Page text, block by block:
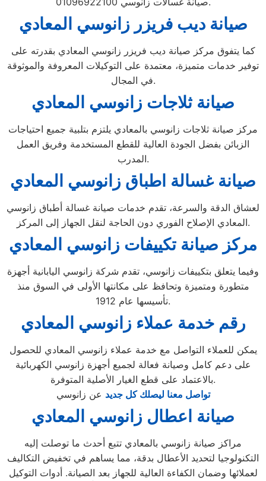
صيانة ديب فريزر زانوسي المعادي
كما يتفوق مركز صيانة ديب فريزر زانوسي المعادي بقدرته على
توفير خدمات متميزة، معتمدة على التوكيلات المعروفة والموثوقة
في المجال.
صيانة ثلاجات زانوسي المعادي
مركز صيانة ثلاجات زانوسي بالمعادي يلتزم بتلبية جميع احتياجات
الزبائن بفضل الجودة العالية للقطع المستخدمة وفريق العمل
المدرب.
صيانة غسالة اطباق زانوسي المعادي
لعشاق الدقة والسرعة، تقدم خدمات صيانة غسالة أطباق زانوسي
المعادي الإصلاح الفوري دون الحاجة لنقل الجهاز إلى المركز.
مركز صيانة تكييفات زانوسي المعادي
وفيما يتعلق بتكييفات زانوسي، تقدم شركة زانوسي اليابانية أجهزة
متطورة ومتميزة وتحافظ على مكانتها الأولى في السوق منذ
تأسيسها عام 1912.
رقم خدمة عملاء زانوسي المعادي
يمكن للعملاء التواصل مع خدمة عملاء زانوسي المعادي للحصول
على دعم كامل وصيانة فعالة لجميع أجهزة زانوسي الكهربائية
بالاعتماد على قطع الغيار الأصلية المتوفرة.
تواصل معنا ليصلك كل جديد عن زانوسي
صيانة اعطال زانوسي المعادي
مراكز صيانة زانوسي بالمعادي تتبع أحدث ما توصلت إليه
التكنولوجيا لتحديد الأعطال بدقة، مما يساهم في تخفيض التكاليف
لعملائها وضمان الكفاءة العالية للجهاز بعد الصيانة. أدوات التوكيل